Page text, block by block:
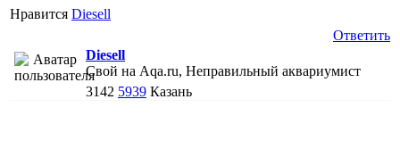
Нравится Diesell
Ответить
Diesell
Свой на Aqa.ru, Неправильный аквариумист
3142 5939 Казань